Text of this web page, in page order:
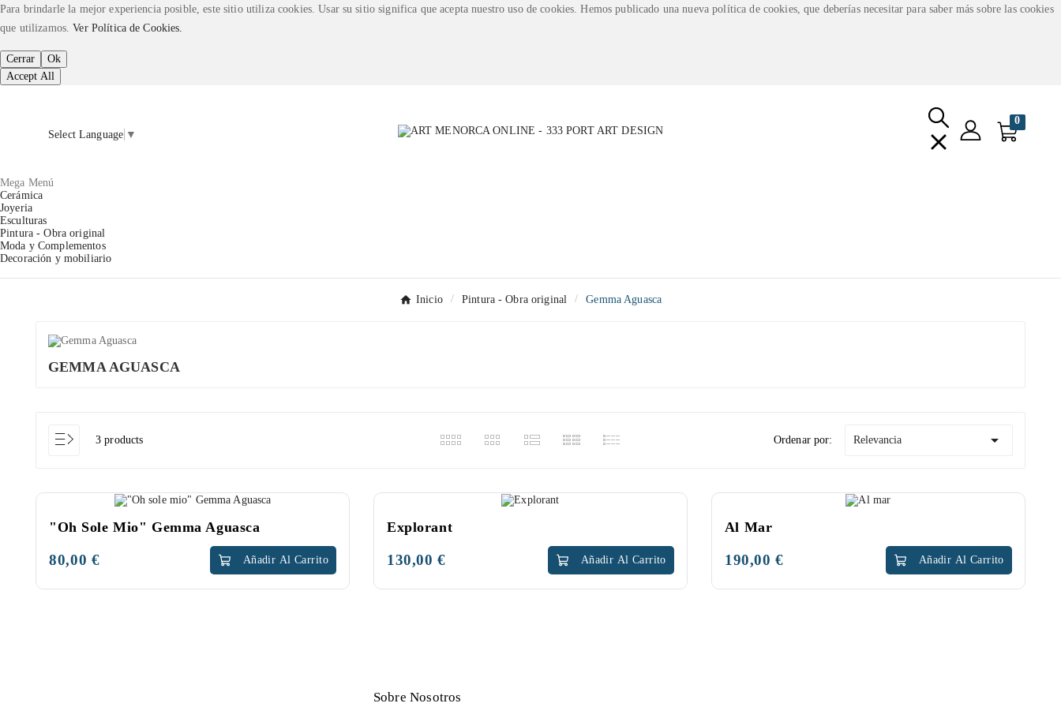
Para brindarle la mejor experiencia posible, este sitio utiliza cookies. Usar su sitio significa que acepta nuestro uso de cookies. Hemos publicado una nueva política de cookies, que deberías necesitar para saber más sobre las cookies
que utilizamos.Ver Política de Cookies.
Cerrar
Ok
Accept All
Select Language ▼ 
0
Mega Menú
Cerámica
Joyeria
Esculturas
Pintura - Obra original
Moda y Complementos
Decoración y mobiliario
Inicio Pintura - Obra original Gemma Aguasca
GEMMA AGUASCA
3 products Ordenar por: Relevancia 
"Oh Sole Mio" Gemma Aguasca
80,00 €Precio Añadir Al Carrito
Explorant
130,00 € Añadir Al Carrito
Al Mar
190,00 €Precio Añadir Al Carrito
Sobre Nosotros